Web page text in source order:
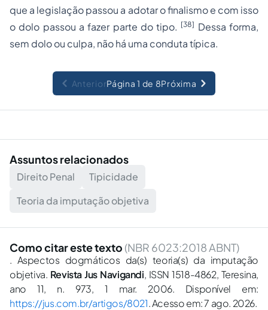
que a legislação passou a adotar o finalismo e com isso
o dolo passou a fazer parte do tipo. [38] Dessa forma,
sem dolo ou culpa, não há uma conduta típica.
AnteriorPágina 1 de 8Próxima
Assuntos relacionados
Direito Penal
Tipicidade
Teoria da imputação objetiva
Como citar este texto (NBR 6023:2018 ABNT)
. Aspectos dogmáticos da(s) teoria(s) da imputação
objetiva. Revista Jus Navigandi, ISSN 1518-4862, Teresina,
ano 11, n. 973, 1 mar. 2006. Disponível em:
https://jus.com.br/artigos/8021. Acesso em: 7 ago. 2026.